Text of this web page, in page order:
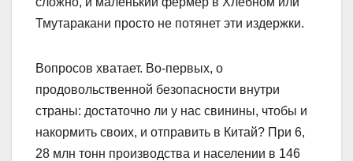
Тмутаракани просто не потянет эти издержки.
Вопросов хватает. Во-первых, о
продовольственной безопасности внутри
страны: достаточно ли у нас свинины, чтобы и
накормить своих, и отправить в Китай? При 6,
28 млн тонн производства и населении в 146